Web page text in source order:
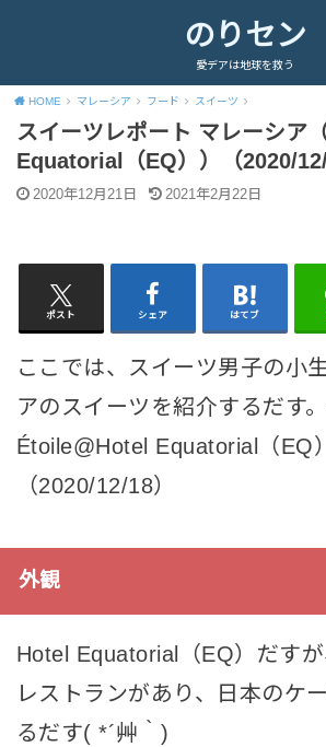
のりセン
愛デアは地球を救う
HOME マレーシア フード スイーツ
スイーツレポート マレーシア
Equatorial（EQ））（2020/12/
2020年12月21日 2021年2月22日
ポスト シェア はてブ
ここでは、スイーツ男子の小
アのスイーツを紹介するだす
Étoile@Hotel Equatorial（EQ
（2020/12/18）
外観
Hotel Equatorial（EQ）だす
レストランがあり、日本のケ
るだす( *´艸｀)